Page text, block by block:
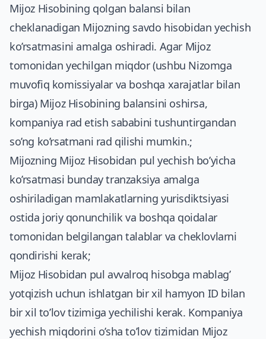
Mijoz Hisobining qolgan balansi bilan
cheklanadigan Mijozning savdo hisobidan yechish
ko’rsatmasini amalga oshiradi. Agar Mijoz
tomonidan yechilgan miqdor (ushbu Nizomga
muvofiq komissiyalar va boshqa xarajatlar bilan
birga) Mijoz Hisobining balansini oshirsa,
kompaniya rad etish sababini tushuntirgandan
so’ng ko’rsatmani rad qilishi mumkin.;
Mijozning Mijoz Hisobidan pul yechish bo’yicha
ko’rsatmasi bunday tranzaksiya amalga
oshiriladigan mamlakatlarning yurisdiktsiyasi
ostida joriy qonunchilik va boshqa qoidalar
tomonidan belgilangan talablar va cheklovlarni
qondirishi kerak;
Mijoz Hisobidan pul avvalroq hisobga mablag’
yotqizish uchun ishlatgan bir xil hamyon ID bilan
bir xil to’lov tizimiga yechilishi kerak. Kompaniya
yechish miqdorini o’sha to’lov tizimidan Mijoz